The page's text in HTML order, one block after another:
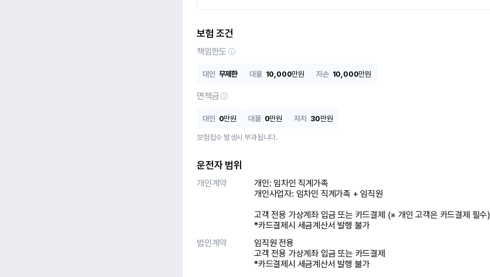
보험 조건
책임한도
대인 무제한 대물 10,000만원 자손 10,000만원
면책금
대인 0만원 대물 0만원 자차 30만원
보험접수 발생시 부과됩니다.
운전자 범위
개인계약
개인: 임차인 직계가족
개인사업자: 임차인 직계가족 + 임직원
고객 전용 가상계좌 입금 또는 카드결제 (※ 개인 고객은 카드결제 필수)
*카드결제시 세금계산서 발행 불가
법인계약
임직원 전용
고객 전용 가상계좌 입금 또는 카드결제
*카드결제시 세금계산서 발행 불가